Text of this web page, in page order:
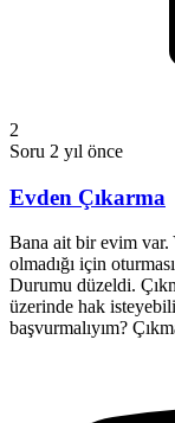
2
Soru 2 yıl önce
Evden Çıkarma
Bana ait bir evim var.
olmadığı için
Durumu düzeldi.
üzerinde hak
başvurmalıyım?